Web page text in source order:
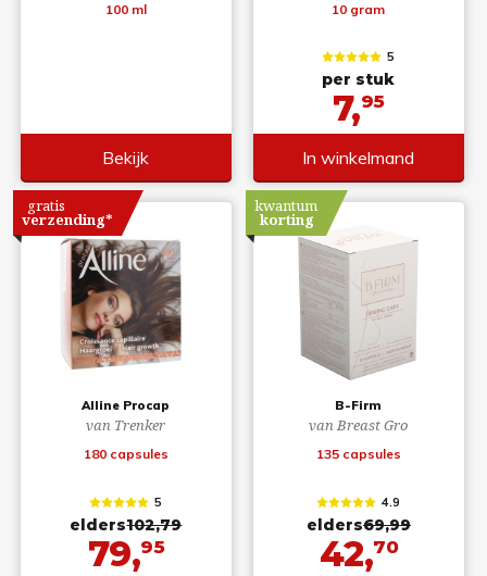
100 ml
Bekijk
10 gram
5
per stuk
7,95
In winkelmand
Alline Procap
van Trenker
180 capsules
gratis
verzending*
5
elders102,79
79,95
B-Firm
van Breast Gro
135 capsules
kwantum
korting
4.9
elders69,99
42,70